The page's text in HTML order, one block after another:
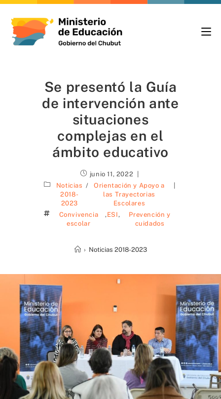
Se presentó la Guía
de intervención ante
situaciones
complejas en el
ámbito educativo
junio 11, 2022
Noticias
2018-
2023
/
Orientación y Apoyo a
las Trayectorias
Escolares
Convivencia
escolar
,ESI,
Prevención y
cuidados
› Noticias 2018-2023